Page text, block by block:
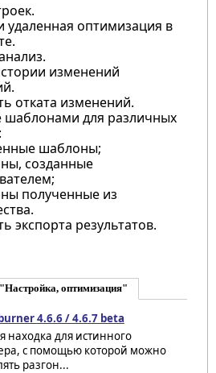
удаленная оптимизация в
изменений
отката изменений.
шаблонами для различных
шаблоны;
созданные
полученные из
экспорта результатов.
оптимизация"
4.6.6 / 4.6.7 beta
находка для истинного
с помощью которой можно
разгон...